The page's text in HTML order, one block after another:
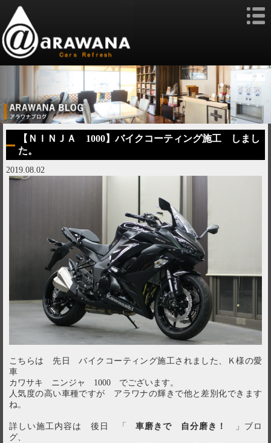
【ＮＩＮＪＡ 1000】バイクコーティング施工 しまし
た。
2019.08.02
こちらは 先日 バイクコーティング施工されました、Ｋ様の愛
車
カワサキ ニンジャ 1000 でございます。
人気度の高い車種ですが アラワナの輝きで他と差別化できます
ね。
詳しい施工内容は 後日 「車磨きで 自分磨き！
」ブロ
グ、